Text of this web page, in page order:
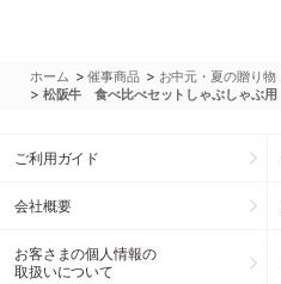
ホーム >催事商品 > お中元・夏の贈り物
> 松阪牛 食べ比べセットしゃぶしゃぶ用
ご利用ガイド
会社概要
お客さまの個人情報の
取扱いについて